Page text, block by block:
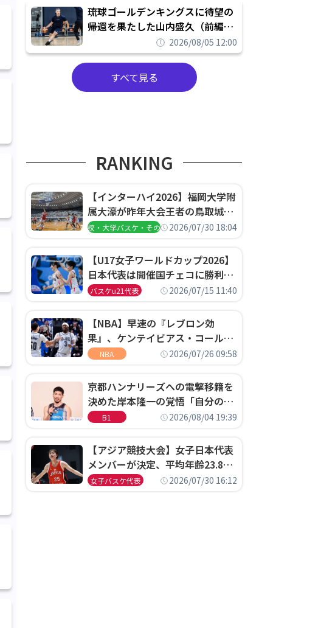
琉球ゴールデンキングスに待望の
帰還を果たした山内盛久（前編）
「キングスが積み上げてきたもの
を次の世代に繋いでいくのがやり
甲斐」
2026/08/05 12:00
すべて見る
RANKING
【インターハイ2026】福岡大学附
属大濠が昨年大会王者の鳥取城北
を撃破、大阪薫英女学院は岐阜女
高校・大学バスケ・その他2026/07/30 18:04
【U17女子ワールドカップ2026】
日本代表は開催国チェコに勝利し
て予選グループ3連勝で首位通
決定
バスケu21代表 2026/07/15 11:40
【NBA】早速の『レブロン効
果』、ケンテイビアス・コールド
ウェル・ポープがセブンティシク
NBA 2026/07/26 09:58
京都ハンナリーズへの電撃移籍を
決めた岸本隆一の覚悟「自分のエ
ゴというちっぽけなことのため
B1 2026/08/04 19:39
【アジア競技大会】女子日本代表
メンバーが決定、平均年齢23.8歳
のフレッシュなメンバーが日本開
女子バスケ代表 2026/07/30 16:12